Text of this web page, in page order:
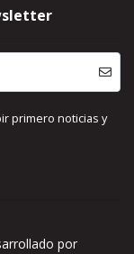
primero noticias y
por